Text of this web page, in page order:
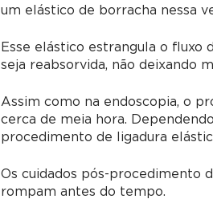
um elástico de borracha nessa
Esse elástico estrangula o fluxo
seja reabsorvida, não deixando
Assim como na endoscopia, o
cerca de meia hora.
procedimento de
ligadura
Os cuidados pós-procedimento
rompam antes do tempo.